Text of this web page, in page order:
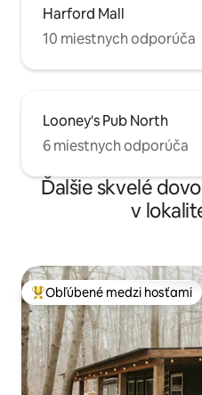
Harford Mall
10 miestnych odporúča
Looney's Pub North
6 miestnych odporúča
Ďalšie skvelé
v
Najobľúbenejšie medzi
Obľúbené medzi hosťami